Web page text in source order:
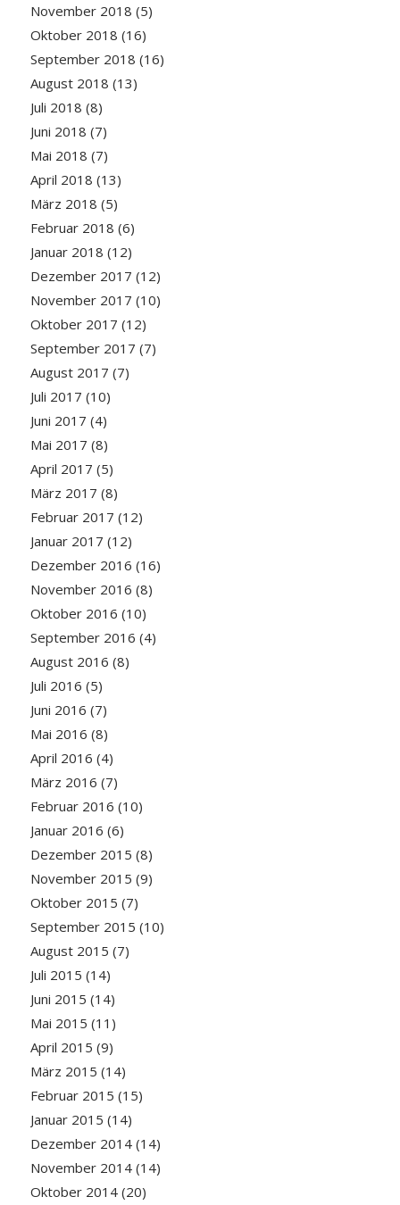
November 2018 (5)
Oktober 2018 (16)
September 2018 (16)
August 2018 (13)
Juli 2018 (8)
Juni 2018 (7)
Mai 2018 (7)
April 2018 (13)
März 2018 (5)
Februar 2018 (6)
Januar 2018 (12)
Dezember 2017 (12)
November 2017 (10)
Oktober 2017 (12)
September 2017 (7)
August 2017 (7)
Juli 2017 (10)
Juni 2017 (4)
Mai 2017 (8)
April 2017 (5)
März 2017 (8)
Februar 2017 (12)
Januar 2017 (12)
Dezember 2016 (16)
November 2016 (8)
Oktober 2016 (10)
September 2016 (4)
August 2016 (8)
Juli 2016 (5)
Juni 2016 (7)
Mai 2016 (8)
April 2016 (4)
März 2016 (7)
Februar 2016 (10)
Januar 2016 (6)
Dezember 2015 (8)
November 2015 (9)
Oktober 2015 (7)
September 2015 (10)
August 2015 (7)
Juli 2015 (14)
Juni 2015 (14)
Mai 2015 (11)
April 2015 (9)
März 2015 (14)
Februar 2015 (15)
Januar 2015 (14)
Dezember 2014(14)
November 2014(14)
Oktober 2014(20)